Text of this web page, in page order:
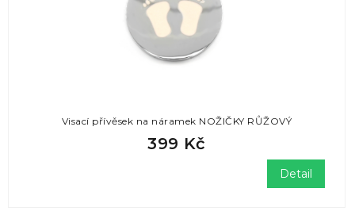
Visací přívěsek na náramek NOŽIČKY RŮŽOVÝ
399 Kč
Detail